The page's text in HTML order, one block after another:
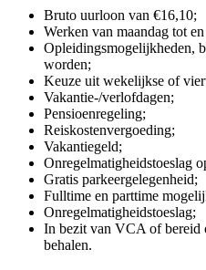
Bruto uurloon van €16,10;
Werken van maandag tot
Opleidingsmogelijkheden,
worden;
Keuze uit wekelijkse of
Vakantie-/verlofdagen;
Pensioenregeling;
Reiskostenvergoeding;
Vakantiegeld;
Onregelmatigheidstoeslag
Gratis parkeergelegenheid;
Fulltime en parttime
Onregelmatigheidstoeslag;
In bezit van VCA of bereid
behalen.